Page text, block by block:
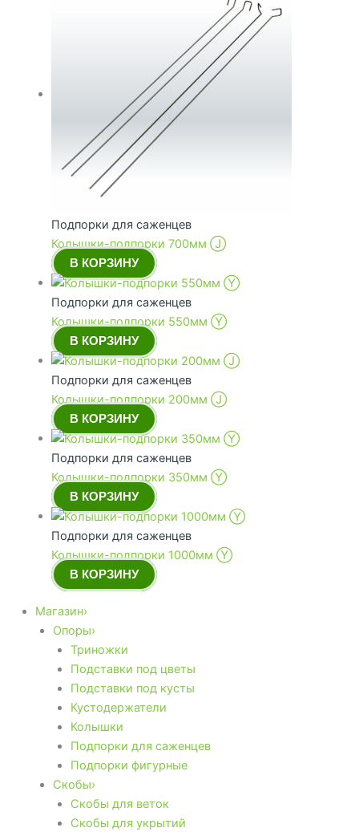
Подпорки для саженцев
Колышки-подпорки 700мм Ⓙ
В КОРЗИНУ
Подпорки для саженцев
Колышки-подпорки 550мм Ⓨ
В КОРЗИНУ
Подпорки для саженцев
Колышки-подпорки 200мм Ⓙ
В КОРЗИНУ
Подпорки для саженцев
Колышки-подпорки 350мм Ⓨ
В КОРЗИНУ
Подпорки для саженцев
Колышки-подпорки 1000мм Ⓨ
В КОРЗИНУ
Магазин›
Опоры›
Триножки
Подставки под цветы
Подставки под кусты
Кустодержатели
Колышки
Подпорки для саженцев
Подпорки фигурные
Скобы›
Скобы для веток
Скобы для укрытий